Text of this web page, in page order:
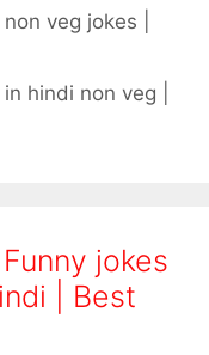
veg jokes |
hindi non veg |
jokes
| Best